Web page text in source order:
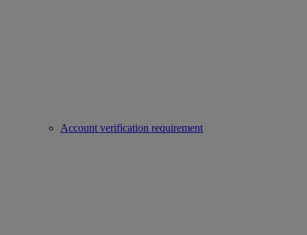
Account verification requirement